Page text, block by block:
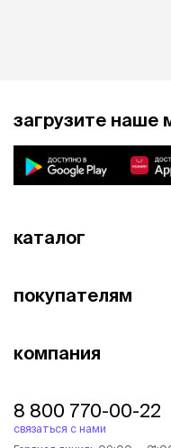
загрузите наше
каталог
покупателям
компания
8 800 770-00-22
связаться с нами